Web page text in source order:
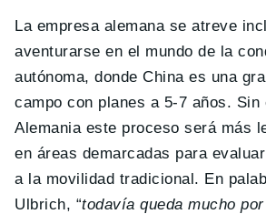
La empresa alemana se atreve
aventurarse en el mundo de la
autónoma, donde China es una
campo con planes a 5-7 años. Sin
Alemania este proceso será más
en áreas demarcadas para
a la movilidad tradicional. En
Ulbrich, “todavía queda mucho